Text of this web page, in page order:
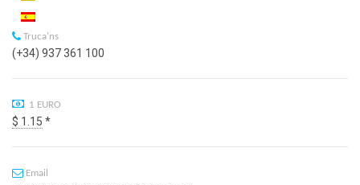
Truca'ns
(+34) 937 361 100
1 EURO
$ 1.15 *
Email